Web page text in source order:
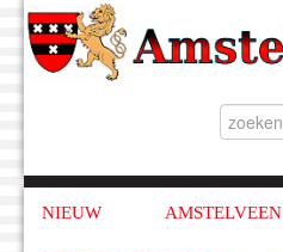
NIEUW AMSTELVEEN